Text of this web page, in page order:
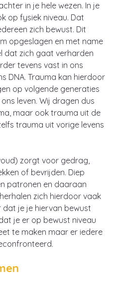
in je hele wezen. In je
op fysiek niveau. Dat
zich bewust. Dit
opgeslagen en met name
dat zich gaat verharden
tevens vast in ons
DNA. Trauma kan hierdoor
op volgende generaties
leven. Wij dragen dus
maar ook trauma uit de
trauma uit vorige levens
zorgt voor gedrag,
of bevrijden. Diep
patronen en daaraan
zich hierdoor vaak
dat je je hiervan bewust
je er op bewust niveau
te maken maar er iedere